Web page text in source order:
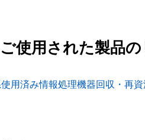
ご使用された製品の
用済み情報処理機器回収・再